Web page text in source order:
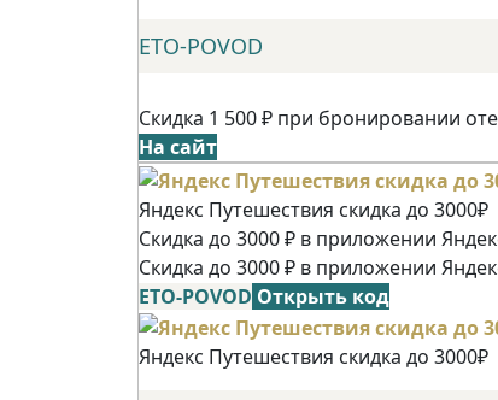
ETO-POVOD
Скидка 1 500 ₽ при бронировании
На сайт
Яндекс Путешествия скидка до 3000₽
Скидка до 3000 ₽ в приложении
Скидка до 3000 ₽ в приложении
ETO-POVOD Открыть код
Яндекс Путешествия скидка до 3000₽